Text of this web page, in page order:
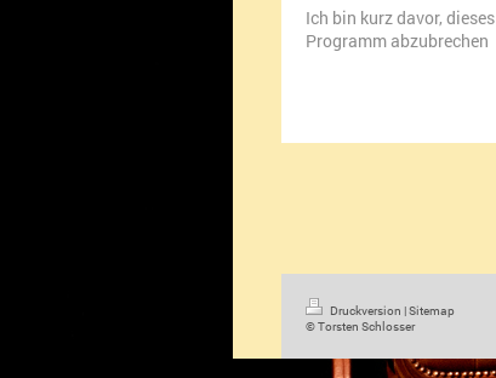
Ich bin kurz davor, dieses
Programm abzubrechen
Druckversion |Sitemap
© Torsten Schlosser